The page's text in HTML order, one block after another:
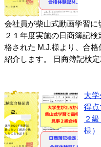
会社員が柴山式動画学習に
２１年度実施の日商簿記
格された M.J.様より、合
紹介します。 日商簿記検
大
得
２
様）